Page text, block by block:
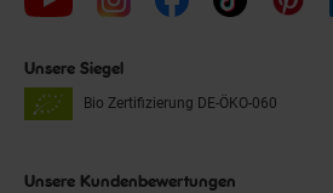
Unsere Siegel
Bio Zertifizierung DE-ÖKO-060
Unsere Kundenbewertungen